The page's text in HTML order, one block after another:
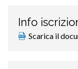
Info
Scarica il